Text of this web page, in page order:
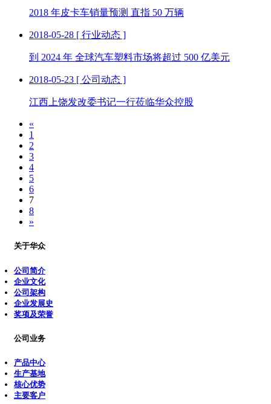
2018 年皮卡车销量预测 直指 50 万辆
2018-05-28 [ 行业动态 ]
到 2024 年 全球汽车塑料市场将超过 500 亿美元
2018-05-23 [ 公司动态 ]
江西上饶发改委书记一行莅临华众控股
«
1
2
3
4
5
6
7
8
»
关于华众
公司简介
企业文化
公司架构
企业发展史
奖项及荣誉
公司业务
产品中心
生产基地
核心优势
主要客户